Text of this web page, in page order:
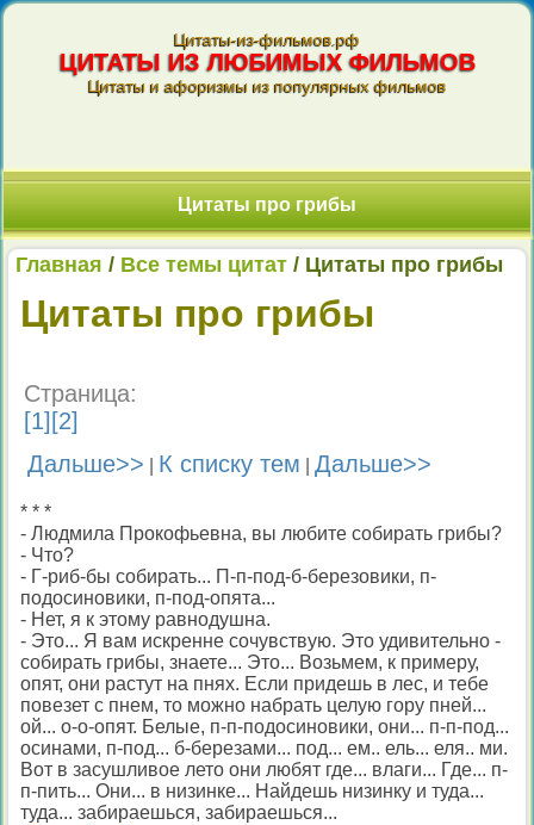
Цитаты-из-фильмов.рф
ЦИТАТЫ ИЗ ЛЮБИМЫХ ФИЛЬМОВ
Цитаты и афоризмы из популярных фильмов
Цитаты про грибы
Главная / Все темы цитат / Цитаты про грибы
Цитаты про грибы
Страница:
[1][2]
Дальше>>
К списку тем |Дальше>>
* * *
- Людмила Прокофьевна, вы любите собирать грибы?
- Что?
- Г-риб-бы собирать... П-п-под-б-березовики, п-
подосиновики, п-под-опята...
- Нет, я к этому равнодушна.
- Это... Я вам искренне сочувствую. Это удивительно -
собирать грибы, знаете... Это... Возьмем, к примеру,
опят, они растут на пнях. Если придешь в лес, и тебе
повезет с пнем, то можно набрать целую гору пней...
ой... о-о-опят. Белые, п-п-подосиновики, они... п-п-под...
осинами, п-под... б-березами... под... ем.. ель... еля.. ми.
Вот в засушливое лето они любят где... влаги... Где... п-
п-пить... Они... в низинке... Найдешь низинку и туда...
туда... забираешься, забираешься...